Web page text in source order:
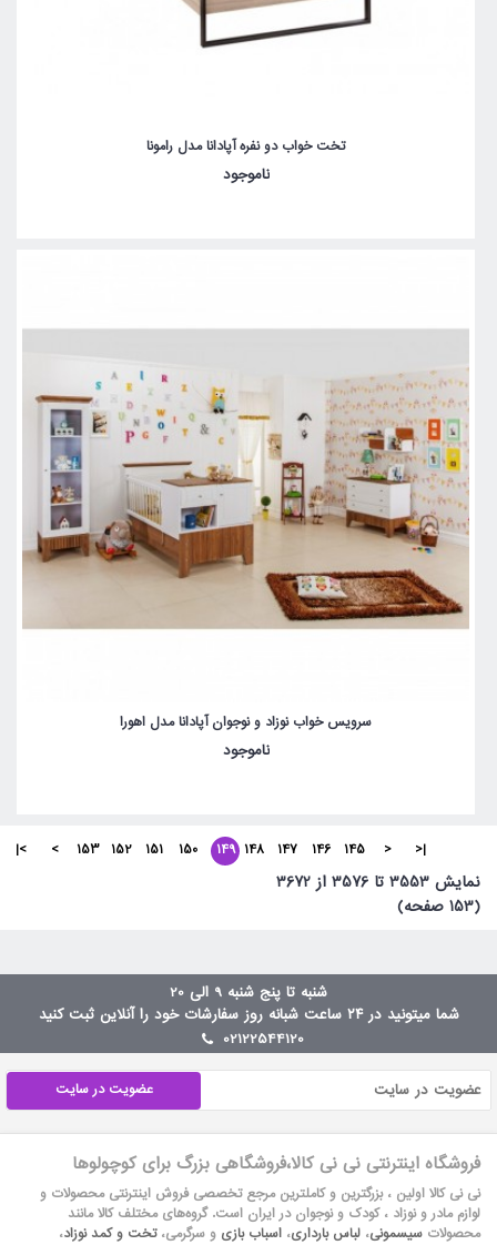
تخت خواب دو نفره آپادانا مدل رامونا
ناموجود
سرویس خواب نوزاد و نوجوان آپادانا مدل اهورا
ناموجود
|<
<
145
146
147
148
149
150
151
152
153
>
>|
نمايش 3553 تا 3576 از 3672
(153 صفحه)
شنبه تا پنج شنبه 9 الی 20
شما میتونید در ۲۴ ساعت شبانه روز سفارشات خود را آنلاین ثبت کنید
02122544120
عضویت در سایت
فروشگاه اینترنتی نی نی کالا،فروشگاهی بزرگ برای کوچولوها
نی نی کالا اولین ، بزرگترین و کاملترین مرجع تخصصی فروش اینترنتی محصولات و
لوازم مادر و نوزاد ، کودک و نوجوان در ایران است. گروه‏‏‌های مختلف کالا مانند
محصولات سیسمونی، لباس بارداری، اسباب بازی و سرگرمی،تخت و کمد نوزاد،